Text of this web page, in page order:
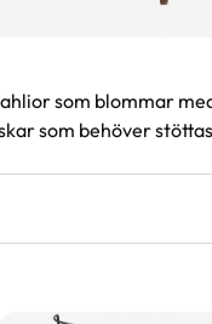
som blommar
som behöver